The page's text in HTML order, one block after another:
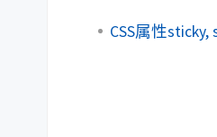
CSS属性